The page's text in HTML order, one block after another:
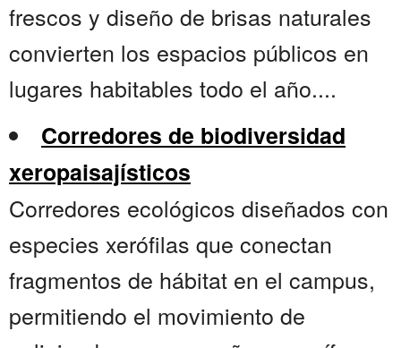
frescos y diseño de brisas naturales
convierten los espacios públicos en
lugares habitables todo el año....
Corredores de biodiversidad
xeropaisajísticos
Corredores ecológicos diseñados con
especies xerófilas que conectan
fragmentos de hábitat en el campus,
permitiendo el movimiento de